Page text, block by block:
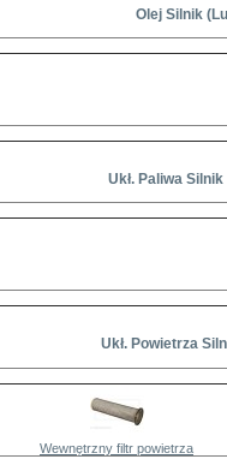
Olej Silnik
Ukł. Paliwa
Ukł. Powietrza
Wewnętrzny filtr powietrza